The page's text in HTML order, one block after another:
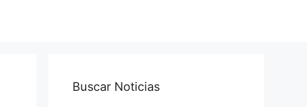
Buscar Noticias